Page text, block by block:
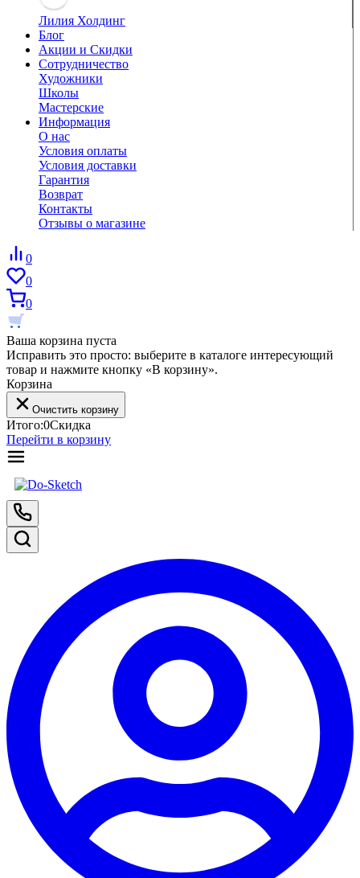
Лилия Холдинг
Блог
Акции и Скидки
Сотрудничество
Художники
Школы
Мастерские
Информация
О нас
Условия оплаты
Условия доставки
Гарантия
Возврат
Контакты
Отзывы о магазине
0
0
0
Ваша корзина пуста
Исправить это просто: выберите в каталоге интересующий
товар и нажмите кнопку «В корзину».
Корзина
Очистить корзину
Итого:0Скидка
Перейти в корзину